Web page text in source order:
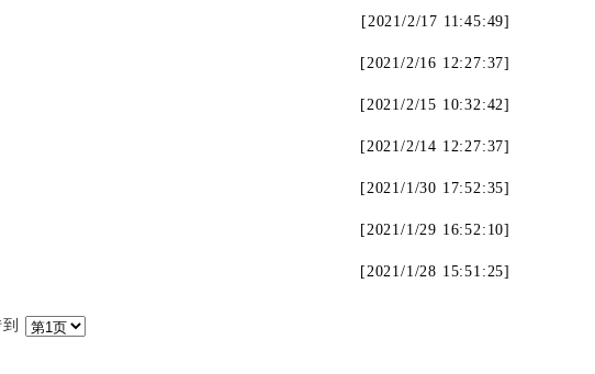
[2021/2/17 11:45:49]
[2021/2/16 12:27:37]
[2021/2/15 10:32:42]
[2021/2/14 12:27:37]
[2021/1/30 17:52:35]
[2021/1/29 16:52:10]
[2021/1/28 15:51:25]